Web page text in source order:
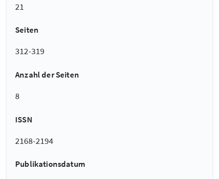
21
Seiten
312-319
Anzahl der Seiten
8
ISSN
2168-2194
Publikationsdatum